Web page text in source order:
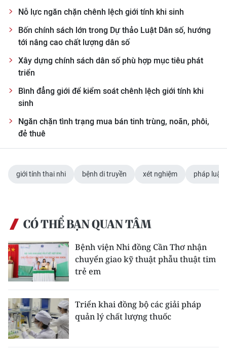
Nỗ lực ngăn chặn chênh lệch giới tính khi sinh
Bốn chính sách lớn trong Dự thảo Luật Dân số, hướng
tới nâng cao chất lượng dân số
Xây dựng chính sách dân số phù hợp mục tiêu phát
triển
Bình đẳng giới để kiểm soát chênh lệch giới tính khi
sinh
Ngăn chặn tình trạng mua bán tinh trùng, noãn, phôi,
đẻ thuê
giới tính thai nhi bệnh di truyền xét nghiệm pháp luật
CÓ THỂ BẠN QUAN TÂM
Bệnh viện Nhi đồng Cần Thơ nhận
chuyển giao kỹ thuật phẫu thuật tim
trẻ em
Triển khai đồng bộ các giải pháp
quản lý chất lượng thuốc